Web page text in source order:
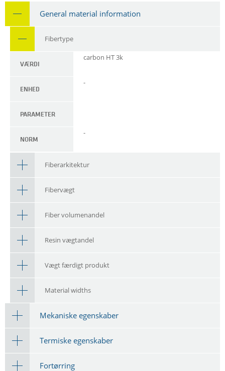
General material information
Fibertype
VÆRDI
carbon HT 3k
ENHED
-
PARAMETER
NORM
-
Fiberarkitektur
Fibervægt
Fiber volumenandel
Resin vægtandel
Vægt færdigt produkt
Material widths
Mekaniske egenskaber
Termiske egenskaber
Fortørring